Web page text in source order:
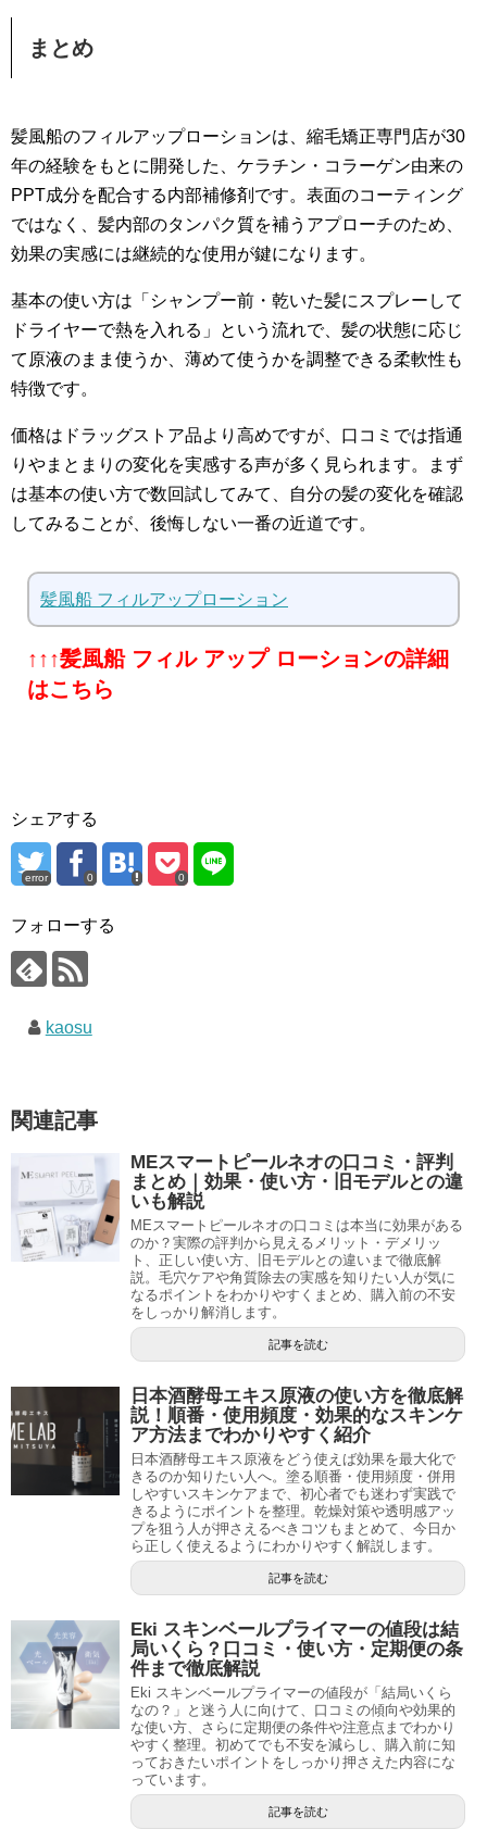
まとめ
髪風船のフィルアップローションは、縮毛矯正専門店が30
年の経験をもとに開発した、ケラチン・コラーゲン由来の
PPT成分を配合する内部補修剤です。表面のコーティング
ではなく、髪内部のタンパク質を補うアプローチのため、
効果の実感には継続的な使用が鍵になります。
基本の使い方は「シャンプー前・乾いた髪にスプレーして
ドライヤーで熱を入れる」という流れで、髪の状態に応じ
て原液のまま使うか、薄めて使うかを調整できる柔軟性も
特徴です。
価格はドラッグストア品より高めですが、口コミでは指通
りやまとまりの変化を実感する声が多く見られます。まず
は基本の使い方で数回試してみて、自分の髪の変化を確認
してみることが、後悔しない一番の近道です。
髪風船 フィルアップローション
↑↑↑髪風船 フィル アップ ローションの詳細
はこちら
シェアする
error 0 0
フォローする
kaosu
関連記事
MEスマートピールネオの口コミ・評判
まとめ｜効果・使い方・旧モデルとの違
いも解説
MEスマートピールネオの口コミは本当に効果がある
のか？実際の評判から見えるメリット・デメリッ
ト、正しい使い方、旧モデルとの違いまで徹底解
説。毛穴ケアや角質除去の実感を知りたい人が気に
なるポイントをわかりやすくまとめ、購入前の不安
をしっかり解消します。
記事を読む
日本酒酵母エキス原液の使い方を徹底解
説！順番・使用頻度・効果的なスキンケ
ア方法までわかりやすく紹介
日本酒酵母エキス原液をどう使えば効果を最大化で
きるのか知りたい人へ。塗る順番・使用頻度・併用
しやすいスキンケアまで、初心者でも迷わず実践で
きるようにポイントを整理。乾燥対策や透明感アッ
プを狙う人が押さえるべきコツもまとめて、今日か
ら正しく使えるようにわかりやすく解説します。
記事を読む
Eki スキンベールプライマーの値段は結
局いくら？口コミ・使い方・定期便の条
件まで徹底解説
Eki スキンベールプライマーの値段が「結局いくら
なの？」と迷う人に向けて、口コミの傾向や効果的
な使い方、さらに定期便の条件や注意点までわかり
やすく整理。初めてでも不安を減らし、購入前に知
っておきたいポイントをしっかり押さえた内容にな
っています。
記事を読む